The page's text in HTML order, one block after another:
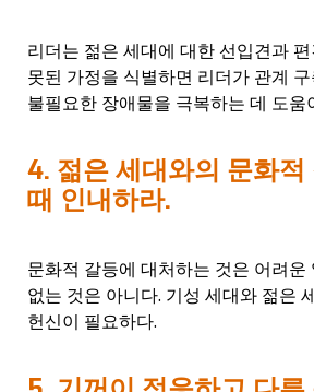
리더는 젊은 세대에 대한 선입견과
못된 가정을 식별하면 리더가 관계
불필요한 장애물을 극복하는 데 도움
4. 젊은 세대와의 문화
때 인내하라.
문화적 갈등에 대처하는 것은 어려운
없는 것은 아니다. 기성 세대와 젊은
헌신이 필요하다.